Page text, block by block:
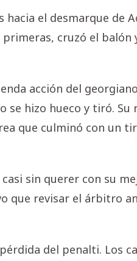
hacia el desmarque de
cruzó el balón
acción del
hizo hueco y tiró. Su
que culminó con un
sin querer con su
que revisar el árbitro
del penalti. Los